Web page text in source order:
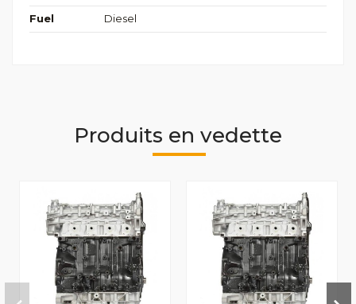
Fuel Diesel
Produits en vedette